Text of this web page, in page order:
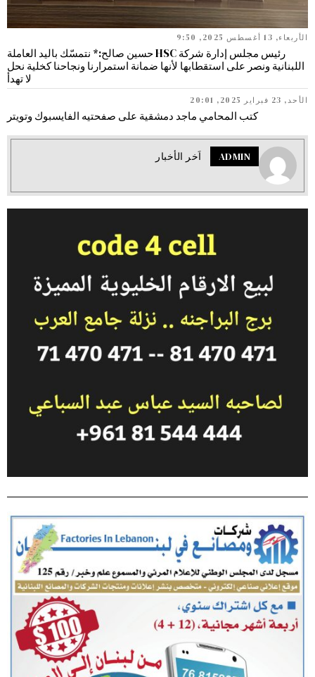
الأربعاء, 13 أغسطس 2025, 9:50
رئيس مجلس إدارة شركة HSC حسين صالح:* نتمسّك باليد العاملة
اللبنانية ونصر على استقطابها لأنها ضمانة استمرارنا ونجاحنا كخلية نحل
لا تهدأ
الأحد, 23 فبراير 2025, 20:01
كتب المحامي ماجد دمشقية على صفحتيه الفايسبوك وتويتر
ADMIN اَخر الأخبار